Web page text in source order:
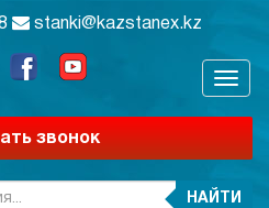
stanki@kazstanex.kz
звонок
НАЙТИ